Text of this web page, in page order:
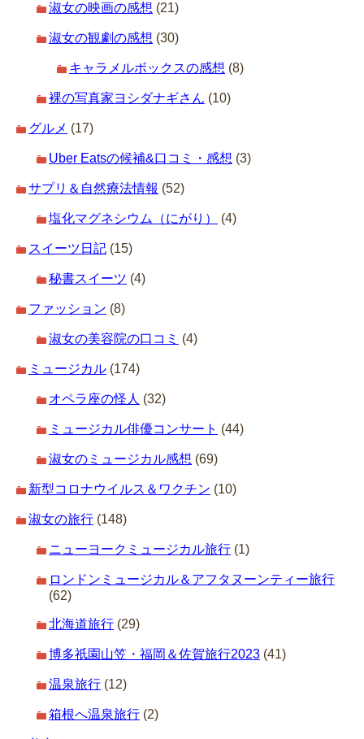
淑女の映画の感想 (21)
淑女の観劇の感想 (30)
キャラメルボックスの感想 (8)
裸の写真家ヨシダナギさん (10)
グルメ (17)
Uber Eatsの候補&口コミ・感想 (3)
サプリ＆自然療法情報 (52)
塩化マグネシウム（にがり） (4)
スイーツ日記 (15)
秘書スイーツ (4)
ファッション (8)
淑女の美容院の口コミ (4)
ミュージカル (174)
オペラ座の怪人 (32)
ミュージカル俳優コンサート (44)
淑女のミュージカル感想 (69)
新型コロナウイルス＆ワクチン (10)
淑女の旅行 (148)
ニューヨークミュージカル旅行 (1)
ロンドンミュージカル＆アフタヌーンティー旅行
(62)
北海道旅行 (29)
博多祇園山笠・福岡＆佐賀旅行2023 (41)
温泉旅行 (12)
箱根へ温泉旅行 (2)